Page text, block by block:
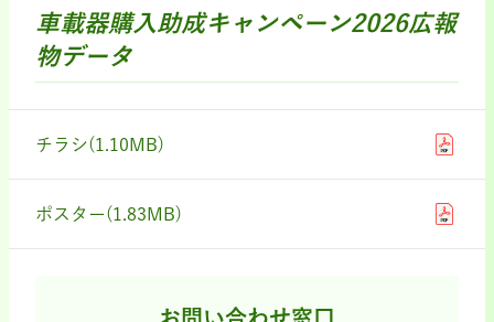
車載器購入助成キャンペーン2026広報
物データ
チラシ(1.10MB)
ポスター(1.83MB)
お問い合わせ窓口